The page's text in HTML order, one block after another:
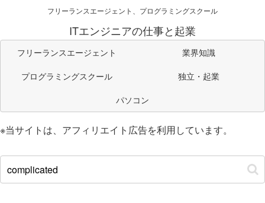
フリーランスエージェント、プログラミングスクール
ITエンジニアの仕事と起業
フリーランスエージェント
業界知識
プログラミングスクール
独立・起業
パソコン
※当サイトは、アフィリエイト広告を利用しています。